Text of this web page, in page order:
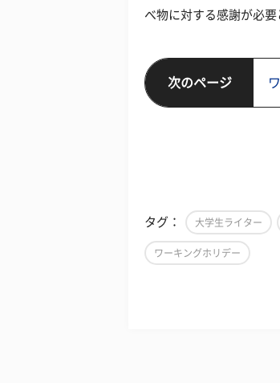
べ物に対する感謝が必要
次のページ
タグ： 大学生ライター
ワーキングホリデー